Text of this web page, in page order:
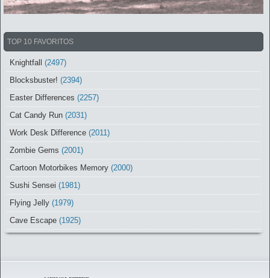
TOP 10 FAVORITOS
Knightfall (2497)
Blocksbuster! (2394)
Easter Differences (2257)
Cat Candy Run (2031)
Work Desk Difference (2011)
Zombie Gems (2001)
Cartoon Motorbikes Memory (2000)
Sushi Sensei (1981)
Flying Jelly (1979)
Cave Escape (1925)